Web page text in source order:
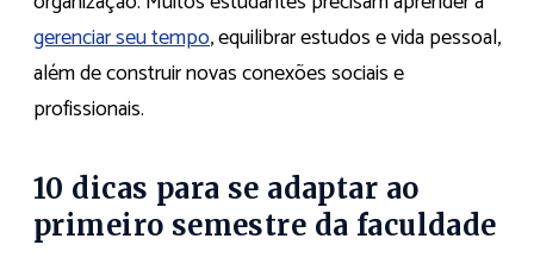
gerenciar seu tempo, equilibrar estudos e vida pessoal,
além de construir novas conexões sociais e
profissionais.
10 dicas para se adaptar ao
primeiro semestre da faculdade